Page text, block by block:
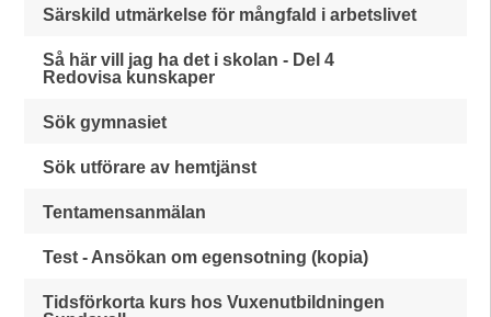
Särskild utmärkelse för mångfald i arbetslivet
Så här vill jag ha det i skolan - Del 4
Redovisa kunskaper
Sök gymnasiet
Sök utförare av hemtjänst
Tentamensanmälan
Test - Ansökan om egensotning (kopia)
Tidsförkorta kurs hos Vuxenutbildningen